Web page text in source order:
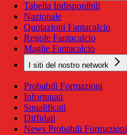
Tabella Indisponibili
Nazionale
Quotazioni Fantacalcio
Regole Fantacalcio
Maglie Fantacalcio
I siti del nostro network
Probabili Formazioni
Infortunati
Squalificati
Diffidati
News Probabili Formazioni